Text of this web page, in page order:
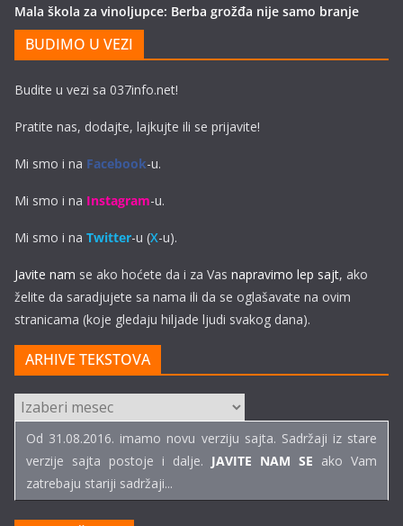
Mala škola za vinoljupce: Berba grožđa nije samo branje
BUDIMO U VEZI
Budite u vezi sa 037info.net!
Pratite nas, dodajte, lajkujte ili se prijavite!
Mi smo i na Facebook-u.
Mi smo i na Instagram-u.
Mi smo i na Twitter-u (X-u).
Javite nam se ako hoćete da i za Vas napravimo lep sajt, ako
želite da saradjujete sa nama ili da se oglašavate na ovim
stranicama (koje gledaju hiljade ljudi svakog dana).
ARHIVE TEKSTOVA
ARHIVE
TEKSTOVA
Od 31.08.2016. imamo novu verziju sajta. Sadržaji iz stare
verzije sajta postoje i dalje. JAVITE NAM SE ako Vam
zatrebaju stariji sadržaji...